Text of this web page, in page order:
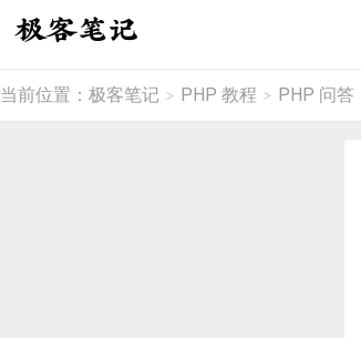
当前位置： 极客笔记 > PHP 教程 > PHP 问答